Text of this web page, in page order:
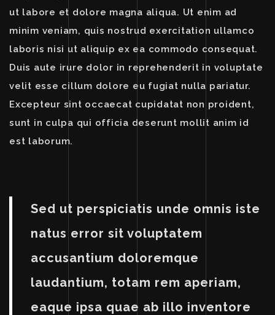
ut labore et dolore magna aliqua. Ut enim ad
minim veniam, quis nostrud exercitation ullamco
laboris nisi ut aliquip ex ea commodo consequat.
Duis aute irure dolor in reprehenderit in voluptate
velit esse cillum dolore eu fugiat nulla pariatur.
Excepteur sint occaecat cupidatat non proident,
sunt in culpa qui officia deserunt mollit anim id
est laborum.
Sed ut perspiciatis unde omnis iste
natus error sit voluptatem
accusantium doloremque
laudantium, totam rem aperiam,
eaque ipsa quae ab illo inventore